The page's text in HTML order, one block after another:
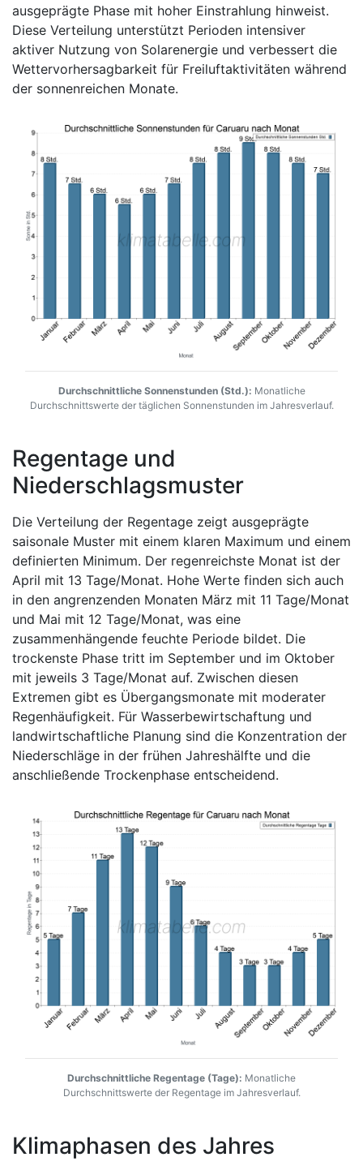
ausgeprägte Phase mit hoher Einstrahlung hinweist.
Diese Verteilung unterstützt Perioden intensiver
aktiver Nutzung von Solarenergie und verbessert die
Wettervorhersagbarkeit für Freiluftaktivitäten während
der sonnenreichen Monate.
Durchschnittliche Sonnenstunden (Std.): Monatliche
Durchschnittswerte der täglichen Sonnenstunden im Jahresverlauf.
Regentage und
Niederschlagsmuster
Die Verteilung der Regentage zeigt ausgeprägte
saisonale Muster mit einem klaren Maximum und einem
definierten Minimum. Der regenreichste Monat ist der
April mit 13 Tage/Monat. Hohe Werte finden sich auch
in den angrenzenden Monaten März mit 11 Tage/Monat
und Mai mit 12 Tage/Monat, was eine
zusammenhängende feuchte Periode bildet. Die
trockenste Phase tritt im September und im Oktober
mit jeweils 3 Tage/Monat auf. Zwischen diesen
Extremen gibt es Übergangsmonate mit moderater
Regenhäufigkeit. Für Wasserbewirtschaftung und
landwirtschaftliche Planung sind die Konzentration der
Niederschläge in der frühen Jahreshälfte und die
anschließende Trockenphase entscheidend.
Durchschnittliche Regentage (Tage): Monatliche
Durchschnittswerte der Regentage im Jahresverlauf.
Klimaphasen des Jahres